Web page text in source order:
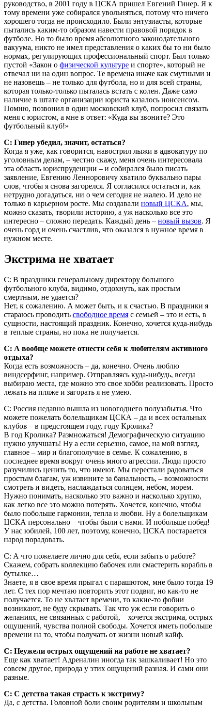
руководство, в 2001 году в ЦСКА пришел Евгений Гинер. Я к
тому времени уже собирался увольняться, потому что ничего
хорошего тогда не происходило. Были энтузиасты, которые
пытались каким-то образом навести правовой порядок в
футболе. Но то было время абсолютного законодательного
вакуума, никто не имел представления о каких бы то ни было
нормах, регулирующих профессиональный спорт. Был только
пустой «Закон о физической культуре и спорте», который не
отвечал ни на один вопрос. Те времена иначе как смутными и
не назовешь – не только для футбола, но и для всей страны,
которая только-только пыталась встать с колен. Даже само
наличие в штате организации юриста казалось нонсенсом.
Помню, позвонил в один московский клуб, попросил связать
меня с юристом, а мне в ответ: «Куда вы звоните? Это
футбольный клуб!»
С: Гинер убедил, значит, остаться?
Когда я уже, как говорится, навострил лыжи в адвокатуру по
уголовным делам, – честно скажу, меня очень интересовала
эта область юриспруденции – и со­бирался было писать
заявление, Евгению Ленноровичу хватило буквально пары
слов, чтобы я снова загорелся. Я согласился остаться и, как
нетрудно догадаться, ни о чем сегодня не жалею. И дело не
только в карьерном росте. Мы создавали новый ЦСКА, мы,
можно сказать, творили историю, а уж насколько все это
интересно – сложно передать. Каждый день – новый вызов. Я
очень горд и очень счастлив, что оказался в нужное время в
нужном месте.
Экстрима не хватает
С: В праздники генеральному директору большого
футбольного клуба, видимо, отдохнуть, как простым
смертным, не удается?
Нет, к сожалению. А может быть, и к счастью. В праздники я
стараюсь проводить свободное время с семьей – это и есть, в
сущности, настоящий праздник. Конечно, хочется куда-нибудь
в теплые страны, но пока не получается.
С: А вообще можете отнести себя к любителям активного
отдыха?
Когда есть возможность – да, конечно. Очень люблю
виндсерфинг, например. Отправляясь куда-нибудь, всегда
выбираю места, где можно это свое хобби реализовать. Просто
лежать на пляже и загорать я не умею.
С: Россия недавно вышла из новогоднего полузабытья. Что
можете пожелать болельщикам ЦСКА – да и всех остальных
клубов – в предстоящем году, году Кролика?
В год Кролика? Размножаться! Демографическую ситуацию
нужно улучшать! Ну а если серьезно, самое, на мой взгляд,
главное – мир и благополучие в семье. К сожалению, в
последнее время вокруг очень много агрессии. Люди просто
разучились ценить то, что имеют. Мы перестали радоваться
простым благам, уж извините за банальность, – возможности
смотреть и видеть, наслаждаться солнцем, небом, морем.
Нужно понимать, насколько это важно и насколько хрупко,
как легко все это можно потерять. Хочется, конечно, чтобы
было побольше гармонии, тепла и любви. Ну а болельщикам
ЦСКА персонально – чтобы были с нами. И побольше побед!
У нас юбилей, 100 лет, поэтому, конечно, ЦСКА постарается
народ порадовать.
С: А что пожелаете лично для себя, если забыть о работе?
Скажем, собрать коллекцию бабочек или смастерить корабль в
бутылке…
Знаете, я в свое время прыгал с парашютом, мне было тогда 19
лет. С тех пор мечтаю повторить этот подвиг, но как-то не
получается. То не хватает времени, то какие-то фобии
возникают, не буду скрывать. Так что уж если говорить о
желаниях, не связанных с работой, – хочется экстрима, острых
ощущений, чувства полной свободы. Хочется иметь побольше
времени на то, чтобы получать от жизни новый кайф.
С: Неужели острых ощущений на работе не хватает?
Еще как хватает! Адреналин иногда так зашкаливает! Но это
совсем другое, природа у этих ощущений разная. И сами они
разные.
С: С детства такая страсть к экст­риму?
Да, с детства. Головной боли своим родителям и школьным